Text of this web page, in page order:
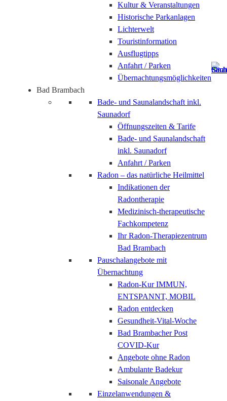
Kultur & Veranstaltungen
Historische Parkanlagen
Lichterwelt
Touristinformation
Ausflugtipps
Anfahrt / Parken
Übernachtungsmöglichkeiten
Bad Brambach
Bade- und Saunalandschaft inkl.
Saunadorf
Öffnungszeiten & Tarife
Bade- und Saunalandschaft
inkl. Saunadorf
Anfahrt / Parken
Radon – das natürliche Heilmittel
Indikationen der
Radontherapie
Medizinisch-therapeutische
Fachkompetenz
Ihr Radon-Therapiezentrum
Bad Brambach
Pauschalangebote mit
Übernachtung
Radon-Kur IMMUN,
ENTSPANNT, MOBIL
Radon entdecken
Gesundheit-Vital-Woche
Bad Brambacher Post
COVID-Kur
Angebote ohne Radon
Ambulante Badekur
Saisonale Angebote
Einzelanwendungen &